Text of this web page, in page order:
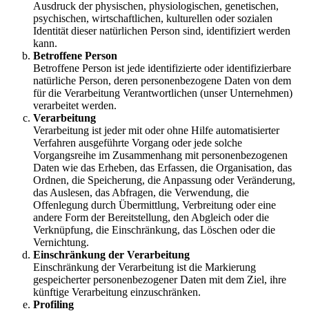
Ausdruck der physischen, physiologischen, genetischen,
psychischen, wirtschaftlichen, kulturellen oder sozialen
Identität dieser natürlichen Person sind, identifiziert werden
kann.
Betroffene Person
Betroffene Person ist jede identifizierte oder identifizierbare
natürliche Person, deren personenbezogene Daten von dem
für die Verarbeitung Verantwortlichen (unser Unternehmen)
verarbeitet werden.
Verarbeitung
Verarbeitung ist jeder mit oder ohne Hilfe automatisierter
Verfahren ausgeführte Vorgang oder jede solche
Vorgangsreihe im Zusammenhang mit personenbezogenen
Daten wie das Erheben, das Erfassen, die Organisation, das
Ordnen, die Speicherung, die Anpassung oder Veränderung,
das Auslesen, das Abfragen, die Verwendung, die
Offenlegung durch Übermittlung, Verbreitung oder eine
andere Form der Bereitstellung, den Abgleich oder die
Verknüpfung, die Einschränkung, das Löschen oder die
Vernichtung.
Einschränkung der Verarbeitung
Einschränkung der Verarbeitung ist die Markierung
gespeicherter personenbezogener Daten mit dem Ziel, ihre
künftige Verarbeitung einzuschränken.
Profiling